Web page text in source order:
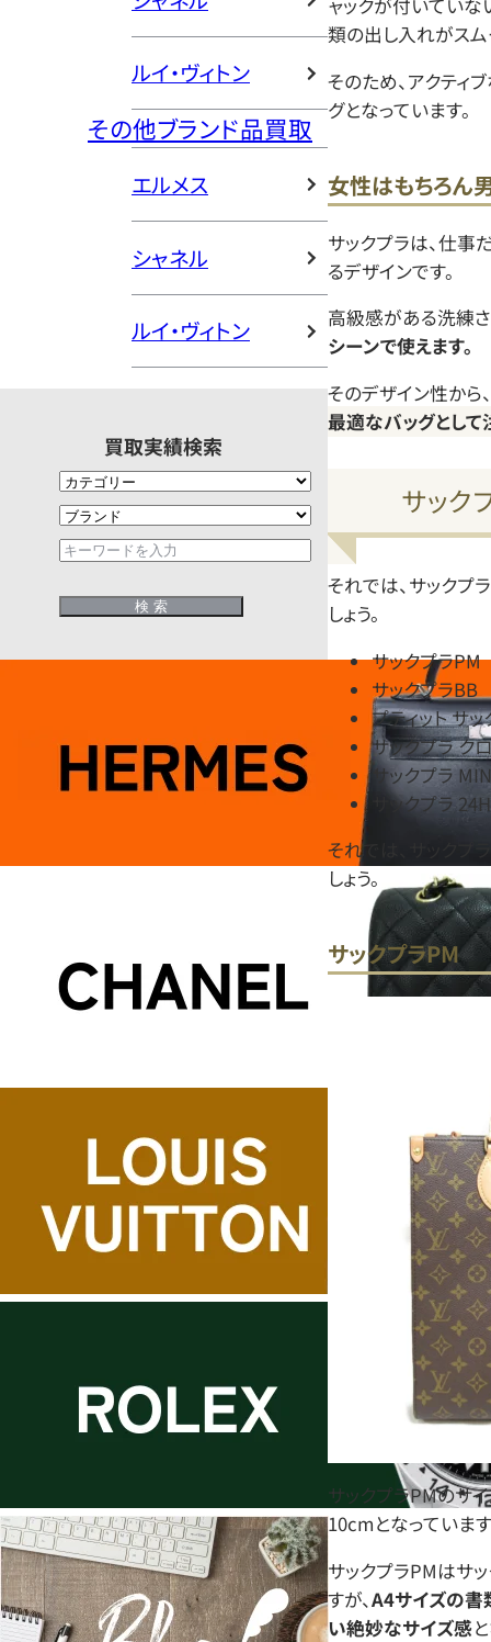
ルイ・ヴィトン
その他ブランド品買取
エルメス
シャネル
ルイ・ヴィトン
買取実績検索
ャックが付いていな
類の出し入れがスム
そのため、アクティ
グとなっています。
女性はもちろん
サックプラは、仕事
るデザインです。
高級感がある洗練
シーンで使えます。
そのデザイン性から、
最適なバッグとして
サック
それでは、サックプ
しょう。
サックプラPM
サックプラBB
プティット サ
サックプラ ク
サックプラ
サックプラ 24H
それでは、サックプ
しょう。
サックプラPM
サックプラPMの
10cmとなっています
サックプラPMはサ
すが、A4サイズの書
い絶妙なサイズ感